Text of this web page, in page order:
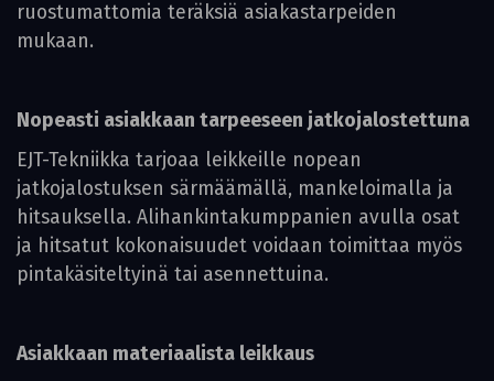
ruostumattomia teräksiä asiakastarpeiden
mukaan.
Nopeasti asiakkaan tarpeeseen jatkojalostettuna
EJT-Tekniikka tarjoaa leikkeille nopean
jatkojalostuksen särmäämällä, mankeloimalla ja
hitsauksella. Alihankintakumppanien avulla osat
ja hitsatut kokonaisuudet voidaan toimittaa myös
pintakäsiteltyinä tai asennettuina.
Asiakkaan materiaalista leikkaus